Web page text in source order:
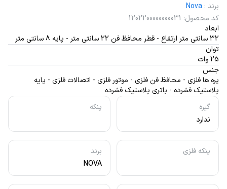
گیره
ندارد
پنکه
پنکه فلزی
برند
NOVA
برند :
Nova
کد محصول:
1202200000000031
ابعاد
32 سانتی متر ارتفاع - قطر محافظ فن 22 سانتی متر - پایه 8 سانتی متر
توان
25 وات
جنس
پره ها فلزی - محافظ فن فلزی - موتور فلزی - اتصالات فلزی - پایه
پلاستیک فشرده - باتری پلاستیک فشرده